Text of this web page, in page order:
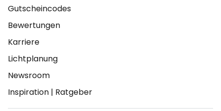
Gutscheincodes
Bewertungen
Karriere
Lichtplanung
Newsroom
Inspiration | Ratgeber